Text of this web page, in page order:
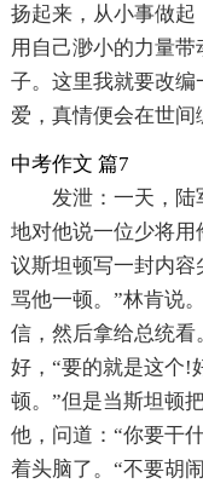
扬起来，从小事做
用自己渺小的力量
子。这里我就要改
爱，真情便会在世间
中考作文 篇7
发泄：一天，
地对他说一位少将
议斯坦顿写一封内
骂他一顿。”林肯说
信，然后拿给总统看
好，“要的就是这个!
顿。”但是当斯坦顿
他，问道：“你要干
着头脑了。“不要胡